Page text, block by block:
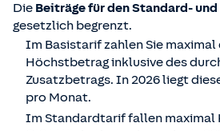
möglichst günstige
nicht mehr genügend Einkommen
Standardtarif orientiert sich zwar
gesetzlichen
einigen Bereichen die
Sie im Standardtarif keine
Haushaltshilfen undKrankengeld.
die gesetzlichen Krankenkassen
Versicherten offen, die ihren
01.01.2009 abgeschlossen haben.
Basistarif wechseln möchten und
Stichtag abgeschlossen wurde,
Voraussetzungen erfüllen.
mindestens 55 Jahre alt oder Sie
Die Beiträge für den Standard-
gesetzlich begrenzt.
Im Basistarif zahlen Sie maximal
Höchstbetrag inklusive des
Zusatzbetrags. In 2026 liegt
pro Monat.
Im Standardtarif fallen maximal